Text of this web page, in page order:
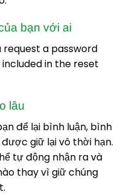
bạn với ai
request a password
in the reset
lâu
để lại bình luận, bình
được giữ lại vô thời hạn.
tự động nhận ra và
thay vì giữ chúng